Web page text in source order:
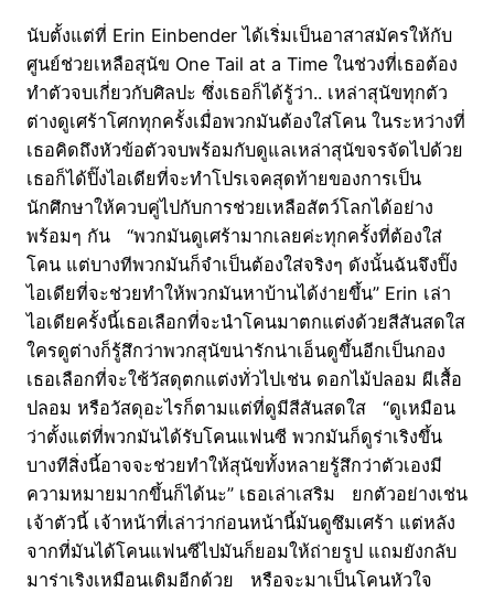
นับตั้งแต่ที่ Erin Einbender ได้เริ่มเป็นอาสาสมัครให้กับ
ศูนย์ช่วยเหลือสุนัข One Tail at a Time ในช่วงที่เธอต้อง
ทำตัวจบเกี่ยวกับศิลปะ ซึ่งเธอก็ได้รู้ว่า.. เหล่าสุนัขทุกตัว
ต่างดูเศร้าโศกทุกครั้งเมื่อพวกมันต้องใส่โคน ในระหว่างที่
เธอคิดถึงหัวข้อตัวจบพร้อมกับดูแลเหล่าสุนัขจรจัดไปด้วย
เธอก็ได้ปิ๊งไอเดียที่จะทำโปรเจคสุดท้ายของการเป็น
นักศึกษาให้ควบคู่ไปกับการช่วยเหลือสัตว์โลกได้อย่าง
พร้อมๆ กัน “พวกมันดูเศร้ามากเลยค่ะทุกครั้งที่ต้องใส่
โคน แต่บางทีพวกมันก็จำเป็นต้องใส่จริงๆ ดังนั้นฉันจึงปิ๊ง
ไอเดียที่จะช่วยทำให้พวกมันหาบ้านได้ง่ายขึ้น” Erin เล่า
ไอเดียครั้งนี้เธอเลือกที่จะนำโคนมาตกแต่งด้วยสีสันสดใส
ใครดูต่างก็รู้สึกว่าพวกสุนัขน่ารักน่าเอ็นดูขึ้นอีกเป็นกอง
เธอเลือกที่จะใช้วัสดุตกแต่งทั่วไปเช่น ดอกไม้ปลอม ผีเสื้อ
ปลอม หรือวัสดุอะไรก็ตามแต่ที่ดูมีสีสันสดใส “ดูเหมือน
ว่าตั้งแต่ที่พวกมันได้รับโคนแฟนซี พวกมันก็ดูร่าเริงขึ้น
บางทีสิ่งนี้อาจจะช่วยทำให้สุนัขทั้งหลายรู้สึกว่าตัวเองมี
ความหมายมากขึ้นก็ได้นะ” เธอเล่าเสริม ยกตัวอย่างเช่น
เจ้าตัวนี้ เจ้าหน้าที่เล่าว่าก่อนหน้านี้มันดูซึมเศร้า แต่หลัง
จากที่มันได้โคนแฟนซีไปมันก็ยอมให้ถ่ายรูป แถมยังกลับ
มาร่าเริงเหมือนเดิมอีกด้วย หรือจะมาเป็นโคนหัวใจ